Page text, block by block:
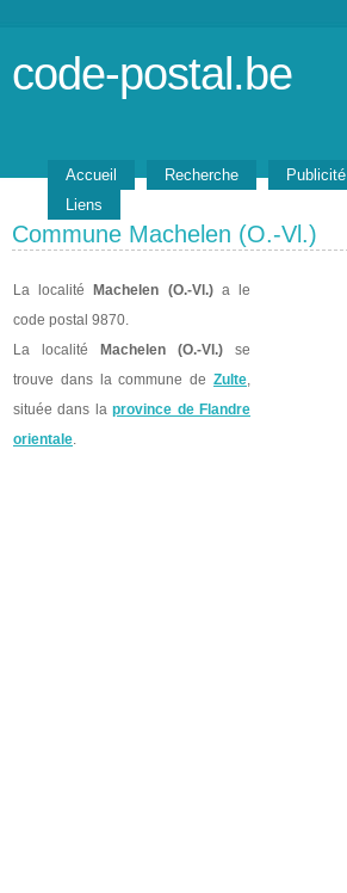
code-postal.be
Accueil Recherche Publicité
Liens
Commune Machelen (O.-Vl.)
La localité Machelen (O.-Vl.)a le
code postal 9870.
La localité
Machelen (O.-Vl.) se
trouve dans la commune de Zulte,
située dans laprovince de Flandre
orientale.